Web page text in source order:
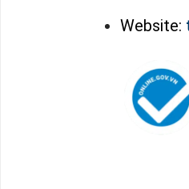
Website: